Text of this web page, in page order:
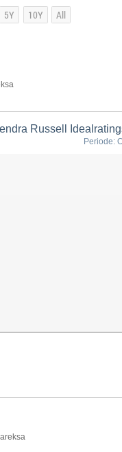
Russell
Periode: